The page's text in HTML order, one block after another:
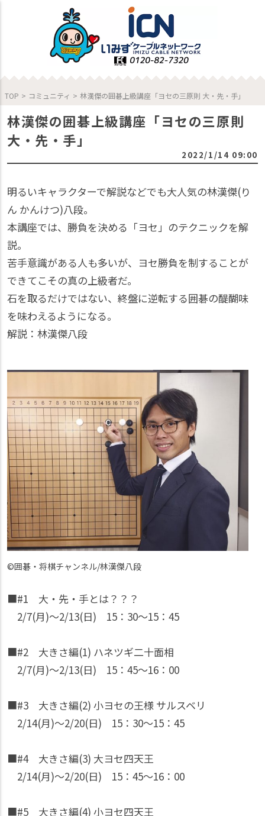
TOP > コミュニティ > 林漢傑の囲碁上級講座「ヨセの三原則 大・先・手」
林漢傑の囲碁上級講座「ヨセの三原則
大・先・手」
2022/1/14 09:00
明るいキャラクターで解説などでも大人気の林漢傑(り
ん かんけつ)八段。
本講座では、勝負を決める「ヨセ」のテクニックを解
説。
苦手意識がある人も多いが、ヨセ勝負を制することが
できてこその真の上級者だ。
石を取るだけではない、終盤に逆転する囲碁の醍醐味
を味わえるようになる。
解説：林漢傑八段
©️囲碁・将棋チャンネル/林漢傑八段
■#1 大・先・手とは？？？
2/7(月)〜2/13(日) 15：30〜15：45
■#2 大きさ編(1) ハネツギ二十面相
2/7(月)〜2/13(日) 15：45〜16：00
■#3 大きさ編(2) 小ヨセの王様 サルスベリ
2/14(月)〜2/20(日) 15：30〜15：45
■#4 大きさ編(3) 大ヨセ四天王
2/14(月)〜2/20(日) 15：45〜16：00
■#5 大きさ編(4) 小ヨセ四天王